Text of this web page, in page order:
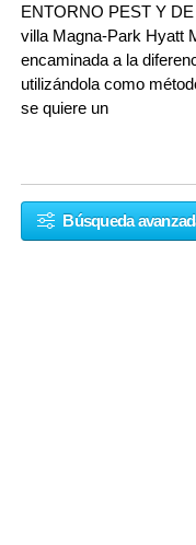
ENTORNO PEST Y
villa Magna-Park Hyatt
encaminada a la
utilizándola como
se quiere un
Búsqueda